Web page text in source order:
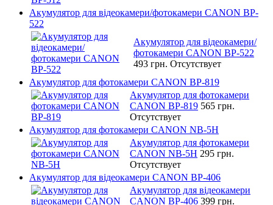
Акумулятор для відеокамери/фотокамери CANON BP-
522
Акумулятор для відеокамери/
фотокамери CANON BP-522
493 грн. Отсутствует
Акумулятор для фотокамери CANON BP-819
Акумулятор для фотокамери
CANON BP-819 565 грн.
Отсутствует
Акумулятор для фотокамери CANON NB-5H
Акумулятор для фотокамери
CANON NB-5H 295 грн.
Отсутствует
Акумулятор для відеокамери CANON BP-406
Акумулятор для відеокамери
CANON BP-406 399 грн.